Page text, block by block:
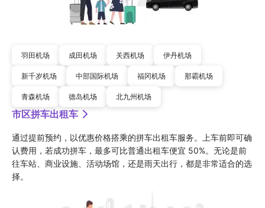
羽田机场 成田机场 关西机场 伊丹机场
新千岁机场 中部国际机场 福冈机场 那霸机场
青森机场 德岛机场 北九州机场
市区拼车出租车
通过提前预约，以优惠价格搭乘的拼车出租车服务。上车前即可确
认费用，若成功拼车，最多可比普通出租车便宜 50%。无论是前
往车站、商业设施、活动场馆，还是雨天出行，都是非常适合的选
择。